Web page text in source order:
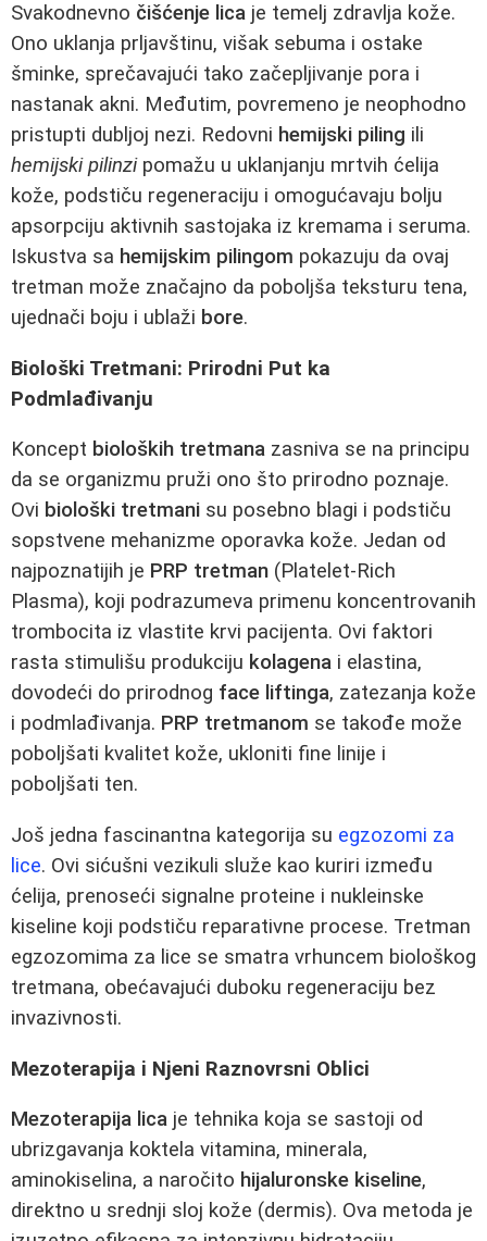
Svakodnevno čišćenje lica je temelj zdravlja kože.
Ono uklanja prljavštinu, višak sebuma i ostake
šminke, sprečavajući tako začepljivanje pora i
nastanak akni. Međutim, povremeno je neophodno
pristupti dubljoj nezi. Redovni hemijski piling ili
hemijski pilinzipomažu u uklanjanju mrtvih ćelija
kože, podstiču regeneraciju i omogućavaju bolju
apsorpciju aktivnih sastojaka iz kremama i seruma.
Iskustva sa hemijskim pilingom pokazuju da ovaj
tretman može značajno da poboljša teksturu tena,
ujednači boju i ublaži bore.
Biološki Tretmani: Prirodni Put ka
Podmlađivanju
Koncept bioloških tretmana zasniva se na principu
da se organizmu pruži ono što prirodno poznaje.
Ovi biološki tretmani su posebno blagi i podstiču
sopstvene mehanizme oporavka kože. Jedan od
najpoznatijih je PRP tretman (Platelet-Rich
Plasma), koji podrazumeva primenu koncentrovanih
trombocita iz vlastite krvi pacijenta. Ovi faktori
rasta stimulišu produkciju kolagena i elastina,
dovodeći do prirodnog face liftinga, zatezanja kože
i podmlađivanja. PRP tretmanom se takođe može
poboljšati kvalitet kože, ukloniti fine linije i
poboljšati ten.
Još jedna fascinantna kategorija su egzozomi za
lice. Ovi sićušni vezikuli služe kao kuriri između
ćelija, prenoseći signalne proteine i nukleinske
kiseline koji podstiču reparativne procese. Tretman
egzozomima za lice se smatra vrhuncem biološkog
tretmana, obećavajući duboku regeneraciju bez
invazivnosti.
Mezoterapija i Njeni Raznovrsni Oblici
Mezoterapija lica je tehnika koja se sastoji od
ubrizgavanja koktela vitamina, minerala,
aminokiselina, a naročito hijaluronske kiseline,
direktno u srednji sloj kože (dermis). Ova metoda je